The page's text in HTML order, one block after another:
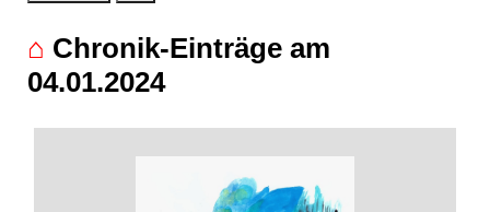
⌂ Chronik-Einträge am
04.01.2024